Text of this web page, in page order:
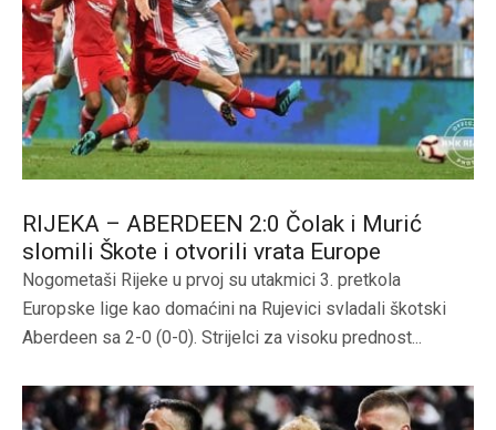
RIJEKA – ABERDEEN 2:0 Čolak i Murić
slomili Škote i otvorili vrata Europe
Nogometaši Rijeke u prvoj su utakmici 3. pretkola
Europske lige kao domaćini na Rujevici svladali škotski
Aberdeen sa 2-0 (0-0). Strijelci za visoku prednost...